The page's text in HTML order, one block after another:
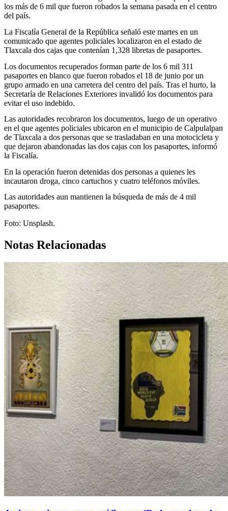
los más de 6 mil que fueron robados la semana pasada en el centro
del país.
La Fiscalía General de la República señaló este martes en un
comunicado que agentes policiales localizaron en el estado de
Tlaxcala dos cajas que contenían 1,328 libretas de pasaportes.
Los documentos recuperados forman parte de los 6 mil 311
pasaportes en blanco que fueron robados el 18 de junio por un
grupo armado en una carretera del centro del país. Tras el hurto, la
Secretaría de Relaciones Exteriores invalidó los documentos para
evitar el uso indebido.
Las autoridades recobraron los documentos, luego de un operativo
en el que agentes policiales ubicaron en el municipio de Calpulalpan
de Tlaxcala a dos personas que se trasladaban en una motocicleta y
que dejaron abandonadas las dos cajas con los pasaportes, informó
la Fiscalía.
En la operación fueron detenidas dos personas a quienes les
incautaron droga, cinco cartuchos y cuatro teléfonos móviles.
Las autoridades aun mantienen la búsqueda de más de 4 mil
pasaportes.
Foto: Unsplash.
Notas Relacionadas